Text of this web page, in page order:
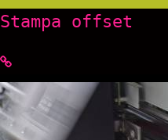
Stampa offset